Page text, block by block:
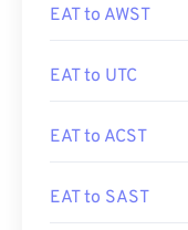
EAT to AWST
EAT to UTC
EAT to ACST
EAT to SAST